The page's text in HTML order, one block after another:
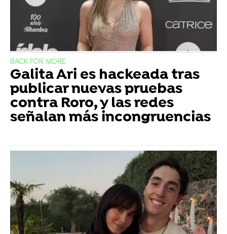
BACK FOR MORE
Galita Ari es hackeada tras
publicar nuevas pruebas
contra Roro, y las redes
señalan más incongruencias